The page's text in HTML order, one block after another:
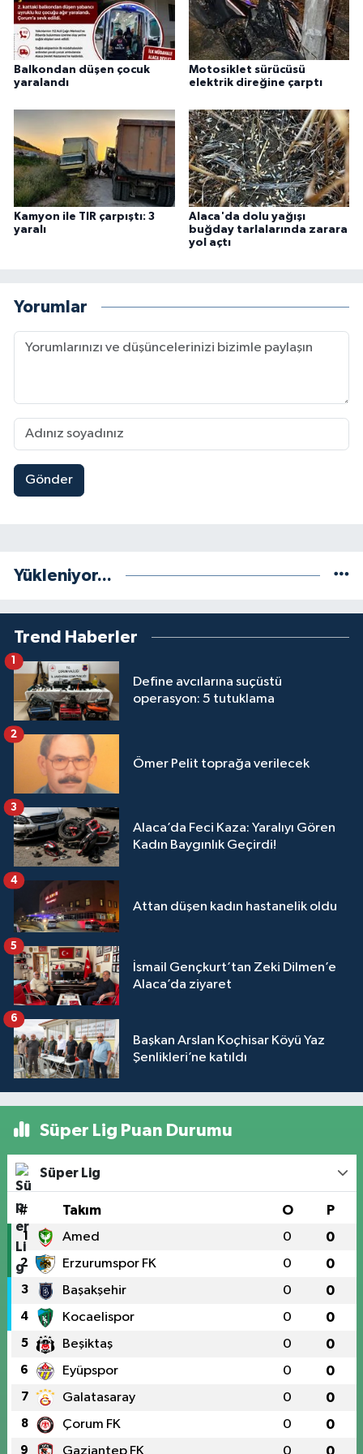
Balkondan düşen çocuk
yaralandı
Motosiklet sürücüsü
elektrik direğine çarptı
Kamyon ile TIR çarpıştı: 3
yaralı
Alaca'da dolu yağışı
buğday tarlalarında zarara
yol açtı
Yorumlar
Gönder
Yükleniyor...
Trend Haberler
Define avcılarına suçüstü
operasyon: 5 tutuklama
1
Ömer Pelit toprağa verilecek
2
Alaca’da Feci Kaza: Yaralıyı Gören
Kadın Baygınlık Geçirdi!
3
Attan düşen kadın hastanelik oldu
4
İsmail Gençkurt’tan Zeki Dilmen’e
Alaca’da ziyaret
5
Başkan Arslan Koçhisar Köyü Yaz
Şenlikleri’ne katıldı
6
Süper Lig Puan Durumu
Süper Lig
# Takım O P
1 Amed 0 0
2 Erzurumspor FK 0 0
3 Başakşehir 0 0
4 Kocaelispor 0 0
5 Beşiktaş 0 0
6 Eyüpspor 0 0
7 Galatasaray 0 0
8 Çorum FK 0 0
9